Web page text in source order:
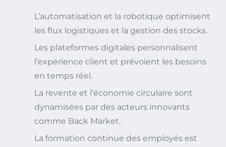
L’automatisation et la robotique optimisent
les flux logistiques et la gestion des stocks.
Les plateformes digitales personnalisent
l’expérience client et prévoient les besoins
en temps réel.
La revente et l’économie circulaire sont
dynamisées par des acteurs innovants
comme Back Market.
La formation continue des employés est